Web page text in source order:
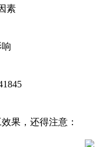
素
果，还得注意：